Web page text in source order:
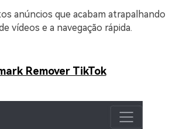
anúncios que acabam atrapalhando
vídeos e a navegação rápida.
Remover TikTok